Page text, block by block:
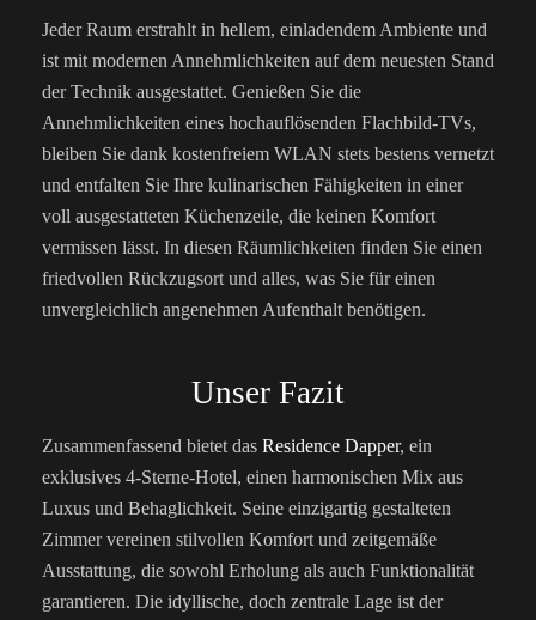
Jeder Raum erstrahlt in hellem, einladendem Ambiente und
ist mit modernen Annehmlichkeiten auf dem neuesten Stand
der Technik ausgestattet. Genießen Sie die
Annehmlichkeiten eines hochauflösenden Flachbild-TVs,
bleiben Sie dank kostenfreiem WLAN stets bestens vernetzt
und entfalten Sie Ihre kulinarischen Fähigkeiten in einer
voll ausgestatteten Küchenzeile, die keinen Komfort
vermissen lässt. In diesen Räumlichkeiten finden Sie einen
friedvollen Rückzugsort und alles, was Sie für einen
unvergleichlich angenehmen Aufenthalt benötigen.
Unser Fazit
Zusammenfassend bietet das Residence Dapper, ein
exklusives 4-Sterne-Hotel, einen harmonischen Mix aus
Luxus und Behaglichkeit. Seine einzigartig gestalteten
Zimmer vereinen stilvollen Komfort und zeitgemäße
Ausstattung, die sowohl Erholung als auch Funktionalität
garantieren. Die idyllische, doch zentrale Lage ist der